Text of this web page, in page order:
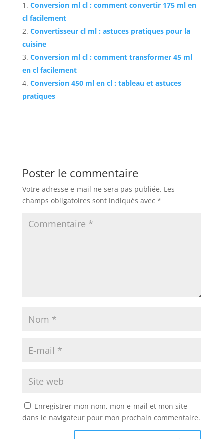
Conversion ml cl : comment convertir 175 ml en
cl facilement
Convertisseur cl ml : astuces pratiques pour la
cuisine
Conversion ml cl : comment transformer 45 ml
en cl facilement
Conversion 450 ml en cl : tableau et astuces
pratiques
Poster le commentaire
Votre adresse e-mail ne sera pas publiée. Les
champs obligatoires sont indiqués avec *
Enregistrer mon nom, mon e-mail et mon site
dans le navigateur pour mon prochain commentaire.